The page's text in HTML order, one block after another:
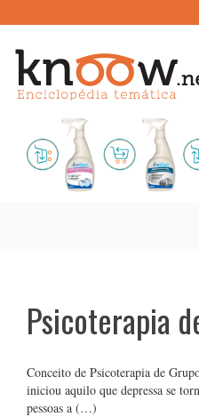
Psicoterapia
Conceito de Psicoterapia de
iniciou aquilo que depressa se
pessoas a (…)